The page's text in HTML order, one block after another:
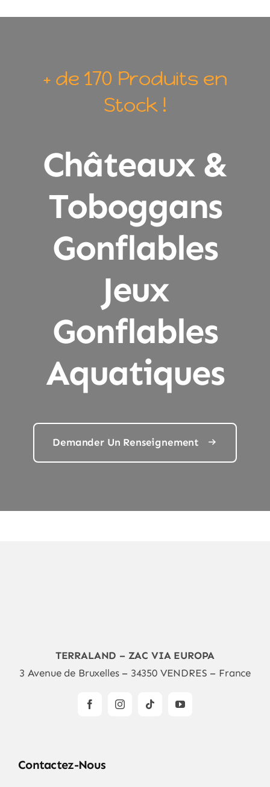
+ de 170 Produits en
Stock !
Châteaux &
Toboggans
Gonflables
Jeux
Gonflables
Aquatiques
Demander Un Renseignement
TERRALAND – ZAC VIA EUROPA
3 Avenue de Bruxelles – 34350 VENDRES – France
Contactez-Nous